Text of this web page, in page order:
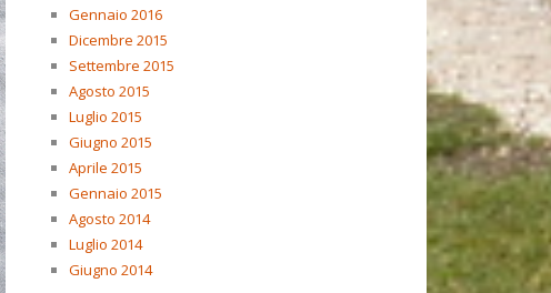
Gennaio 2016
Dicembre 2015
Settembre 2015
Agosto 2015
Luglio 2015
Giugno 2015
Aprile 2015
Gennaio 2015
Agosto 2014
Luglio 2014
Giugno 2014